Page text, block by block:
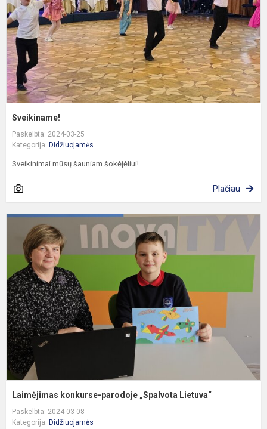
Sveikiname!
Paskelbta: 2024-03-25
Kategorija: Didžiuojamės
Sveikinimai mūsų šauniam šokėjėliui!
Plačiau
Laimėjimas konkurse-parodoje „Spalvota Lietuva“
Paskelbta: 2024-03-08
Kategorija: Didžiuojamės